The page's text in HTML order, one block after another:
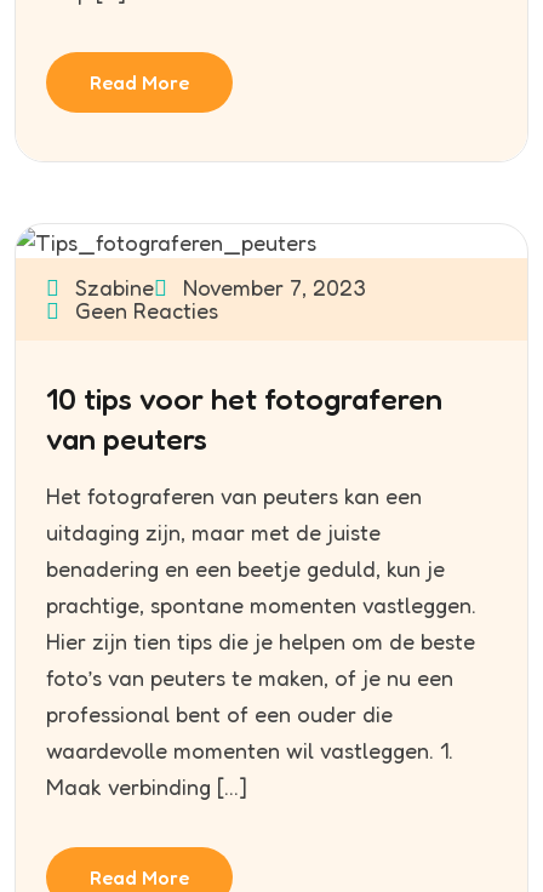
Read More
Szabine
November 7, 2023
Geen Reacties
10 tips voor het fotograferen
van peuters
Het fotograferen van peuters kan een
uitdaging zijn, maar met de juiste
benadering en een beetje geduld, kun je
prachtige, spontane momenten vastleggen.
Hier zijn tien tips die je helpen om de beste
foto’s van peuters te maken, of je nu een
professional bent of een ouder die
waardevolle momenten wil vastleggen. 1.
Maak verbinding […]
Read More